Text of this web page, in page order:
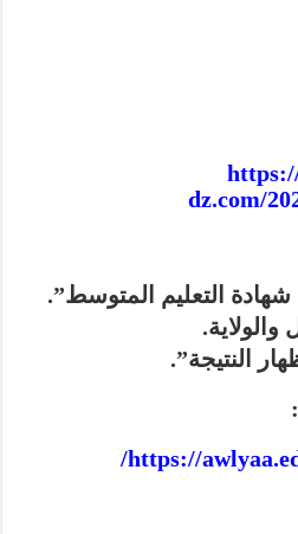
dz.com/
التعليم المتوسط”.
النتيجة”.
https://